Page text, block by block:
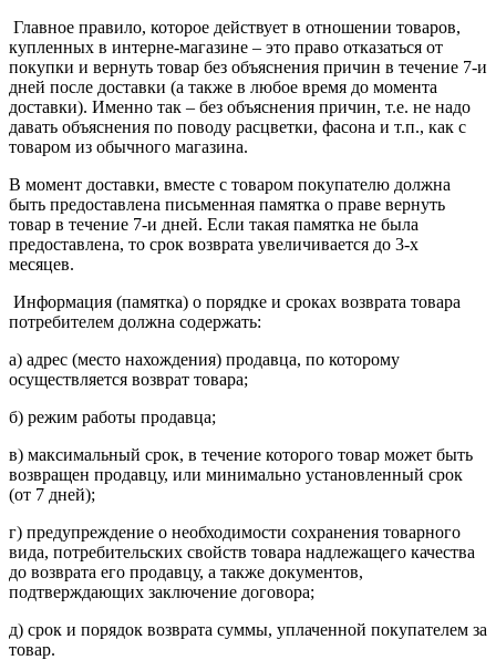
Главное правило, которое действует в отношении товаров,
купленных в интерне-магазине – это право отказаться от
покупки и вернуть товар без объяснения причин в течение 7-и
дней после доставки (а также в любое время до момента
доставки). Именно так – без объяснения причин, т.е. не надо
давать объяснения по поводу расцветки, фасона и т.п., как с
товаром из обычного магазина.
В момент доставки, вместе с товаром покупателю должна
быть предоставлена письменная памятка о праве вернуть
товар в течение 7-и дней. Если такая памятка не была
предоставлена, то срок возврата увеличивается до 3-х
месяцев.
Информация (памятка) о порядке и сроках возврата товара
потребителем должна содержать:
а) адрес (место нахождения) продавца, по которому
осуществляется возврат товара;
б) режим работы продавца;
в) максимальный срок, в течение которого товар может быть
возвращен продавцу, или минимально установленный срок
(от 7 дней);
г) предупреждение о необходимости сохранения товарного
вида, потребительских свойств товара надлежащего качества
до возврата его продавцу, а также документов,
подтверждающих заключение договора;
д) срок и порядок возврата суммы, уплаченной покупателем за
товар.